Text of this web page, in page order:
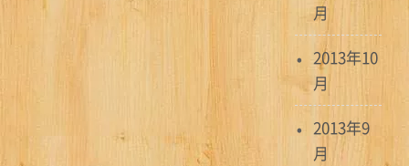
月
2013年10
月
2013年9
月